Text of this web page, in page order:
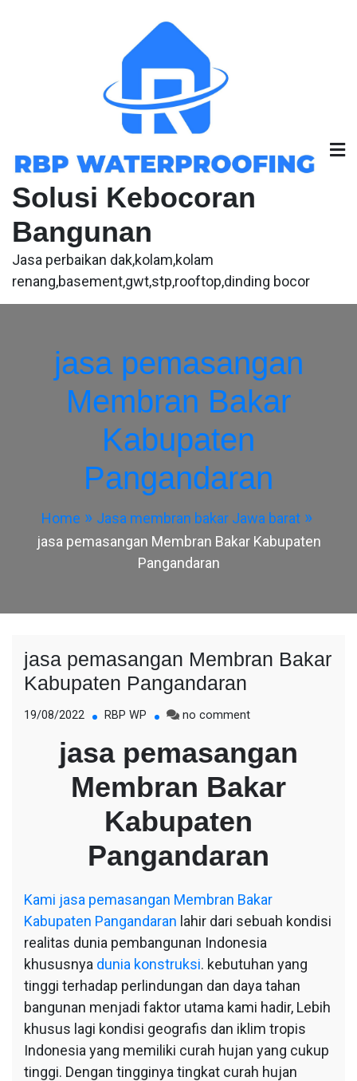
Solusi Kebocoran
Bangunan
Jasa perbaikan dak,kolam,kolam
renang,basement,gwt,stp,rooftop,dinding bocor
jasa pemasangan
Membran Bakar
Kabupaten
Pangandaran
Home
Jasa membran bakar Jawa barat
jasa pemasangan Membran Bakar Kabupaten
Pangandaran
jasa pemasangan Membran Bakar
Kabupaten Pangandaran
19/08/2022 RBP WP no commenton
pemasangan
Membran
Bakar
Kabupaten
Pangandaran
jasa pemasangan
Membran Bakar
Kabupaten
Pangandaran
Kami jasa pemasangan Membran Bakar
Kabupaten Pangandaran lahir dari sebuah kondisi
realitas dunia pembangunan Indonesia
khususnya dunia konstruksi. kebutuhan yang
tinggi terhadap perlindungan dan daya tahan
bangunan menjadi faktor utama kami hadir, Lebih
khusus lagi kondisi geografis dan iklim tropis
Indonesia yang memiliki curah hujan yang cukup
tinggi. Dengan tingginya tingkat curah hujan